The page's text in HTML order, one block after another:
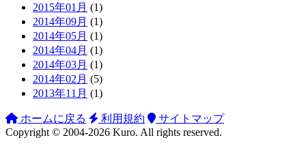
2015年01月 (1)
2014年09月 (1)
2014年05月 (1)
2014年04月 (1)
2014年03月 (1)
2014年02月 (5)
2013年11月 (1)
ホームに戻る 利用規約
サイトマップ
Copyright © 2004-2026 Kuro. All rights reserved.